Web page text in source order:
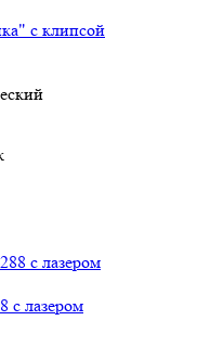
с клипсой
с лазером